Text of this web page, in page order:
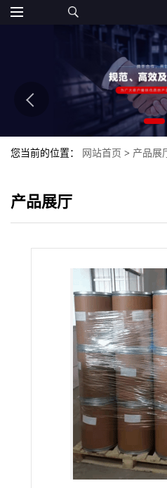
您当前的位置： 网站首页 > 产品展
产品展厅